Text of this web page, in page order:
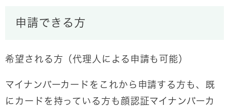
申請できる方
希望される方（代理人による申請も可能）
マイナンバーカードをこれから申請する方も、既
にカードを持っている方も顔認証マイナンバーカ